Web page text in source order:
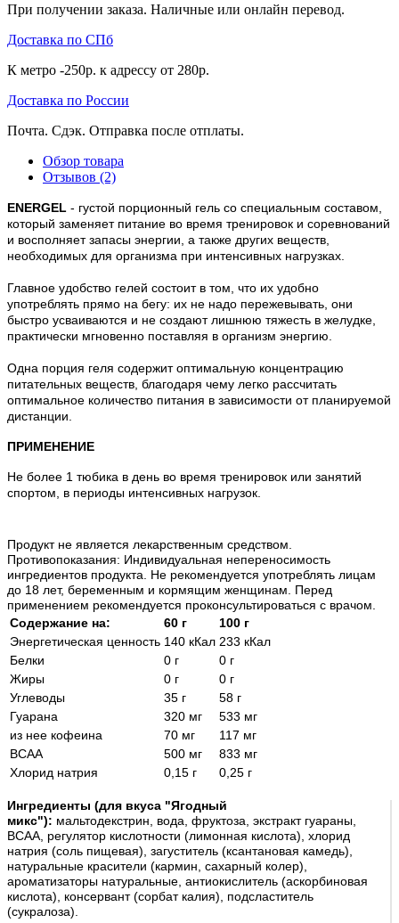
При получении заказа. Наличные или онлайн перевод.
Доставка по СПб
К метро -250р. к адрессу от 280р.
Доставка по России
Почта. Сдэк. Отправка после отплаты.
Обзор товара
Отзывов (2)
ENERGEL - густой порционный гель со специальным составом,
который заменяет питание во время тренировок и соревнований
и восполняет запасы энергии, а также других веществ,
необходимых для организма при интенсивных нагрузках.
Главное удобство гелей состоит в том, что их удобно
употреблять прямо на бегу: их не надо пережевывать, они
быстро усваиваются и не создают лишнюю тяжесть в желудке,
практически мгновенно поставляя в организм энергию.
Одна порция геля содержит оптимальную концентрацию
питательных веществ, благодаря чему легко рассчитать
оптимальное количество питания в зависимости от планируемой
дистанции.
ПРИМЕНЕНИЕ
Не более 1 тюбика в день во время тренировок или занятий
спортом, в периоды интенсивных нагрузок.
Продукт не является лекарственным средством.
Противопоказания: Индивидуальная непереносимость
ингредиентов продукта. Не рекомендуется употреблять лицам
до 18 лет, беременным и кормящим женщинам. Перед
применением рекомендуется проконсультироваться с врачом.
Содержание на:
60 г
100 г
Энергетическая ценность 140 кКал 233 кКал
Белки
0 г
0 г
Жиры
0 г
0 г
Углеводы
35 г
58 г
Гуарана
320 мг
533 мг
из нее кофеина
70 мг
117 мг
BCAA
500 мг
833 мг
Хлорид натрия
0,15 г 0,25 г
Ингредиенты (для вкуса "Ягодный
микс"): мальтодекстрин, вода, фруктоза, экстракт гуараны,
ВСАА, регулятор кислотности (лимонная кислота), хлорид
натрия (соль пищевая), загуститель (ксантановая камедь),
натуральные красители (кармин, сахарный колер),
ароматизаторы натуральные, антиокислитель (аскорбиновая
кислота), консервант (сорбат калия), подсластитель
(сукралоза).